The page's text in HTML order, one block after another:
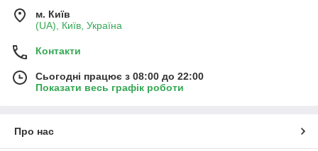
м. Київ
(UA), Київ, Україна
Контакти
Сьогодні працює з 08:00 до 22:00
Показати весь графік роботи
Про нас